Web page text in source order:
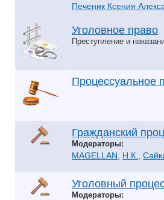
Печеник Ксения
Уголовное право
Преступление и
Процессуальное
Гражданский
Модераторы:
MAGELLAN Н.К.
Уголовный
Модераторы: